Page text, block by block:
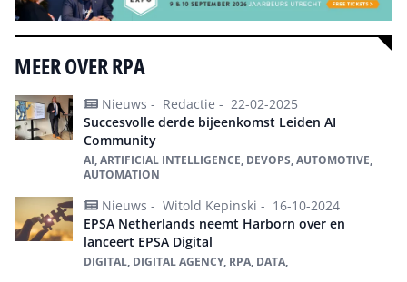
MEER OVER RPA
Nieuws - Redactie - 22-02-2025
Succesvolle derde bijeenkomst Leiden AI
Community
AI, ARTIFICIAL INTELLIGENCE, DEVOPS, AUTOMOTIVE,
AUTOMATION
Nieuws - Witold Kepinski - 16-10-2024
EPSA Netherlands neemt Harborn over en
lanceert EPSA Digital
DIGITAL, DIGITAL AGENCY, RPA, DATA,